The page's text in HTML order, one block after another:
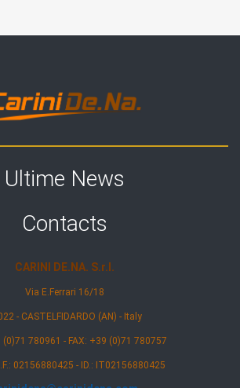
Ultime News
Contacts
CARINI DE.NA. S.r.l.
Via E.Ferrari 16/18
- CASTELFIDARDO (AN) - Italy
(0)71 780961 - FAX: +39 (0)71 780757
02156880425 - ID.: IT02156880425